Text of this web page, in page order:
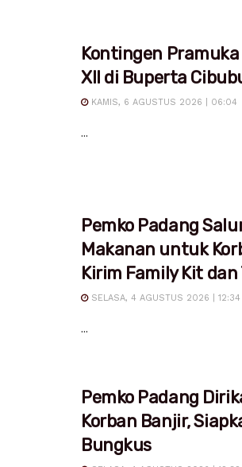
Kontingen
XII di Buperta
KAMIS, 6 AGUSTUS 2026 | 06:04
...
Pemko Padang
Makanan untuk
Kirim Family Kit dan
SELASA, 4 AGUSTUS 2026 | 12:34
...
Pemko Padang
Korban Banjir,
Bungkus